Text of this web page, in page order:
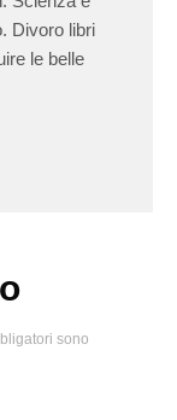
Divoro libri
le belle
sono